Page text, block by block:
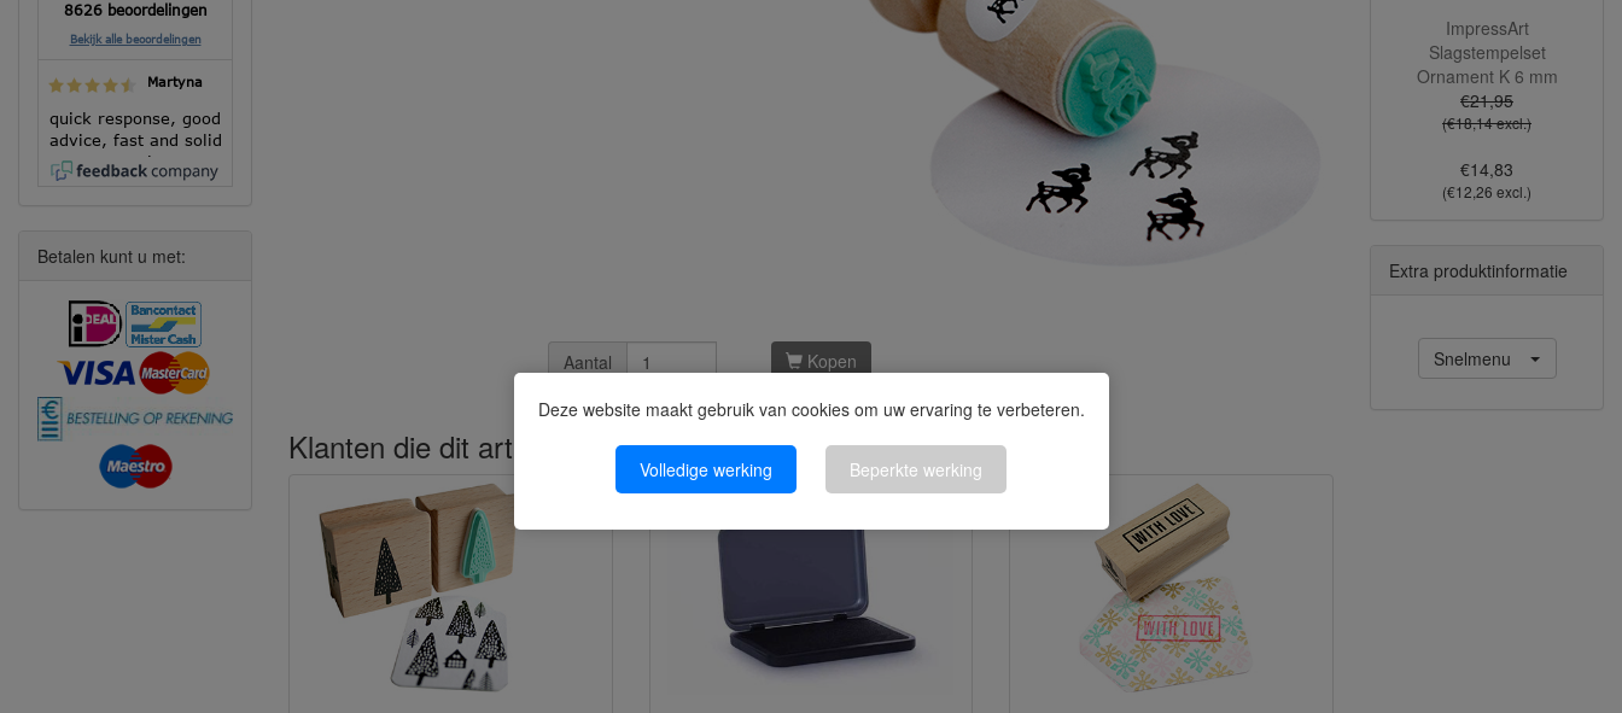
Deze website maakt gebruik van cookies om uw ervaring te verbeteren.
Volledige werking Beperkte werking
Aantal Kopen
Klanten die dit artikel kochten, kochten ook
8626 beoordelingen
Bekijk alle beoordelingen
Martyna
quick response, good
advice, fast and solid
execution!
Betalen kunt u met:
ImpressArt
Slagstempelset
Ornament K 6 mm
€21,95
(€18,14 excl.)
€14,83
(€12,26 excl.)
Extra produktinformatie
Snelmenu